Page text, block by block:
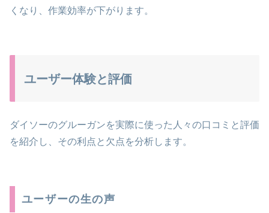
くなり、作業効率が下がります。
ユーザー体験と評価
ダイソーのグルーガンを実際に使った人々の口コミと評価
を紹介し、その利点と欠点を分析します。
ユーザーの生の声